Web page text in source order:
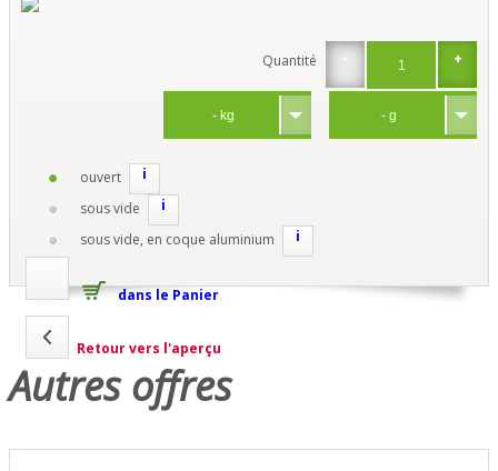
- +
Quantité
ouvert
i
sous vide
i
sous vide, en coque aluminium
i
dans le Panier
Retour vers l'aperçu
Autres offres